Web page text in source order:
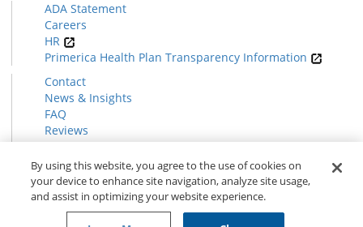
ADA Statement
Careers
HR
Primerica Health Plan Transparency Information
Contact
News & Insights
FAQ
Reviews
Find a Rep
Form CRS
© 2026 Primericawww.primerica.com
By using this website, you agree to the use of cookies on
your device to enhance site navigation, analyze site usage,
and assist in optimizing your website experience.